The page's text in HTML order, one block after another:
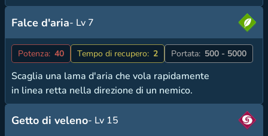
Falce d'aria- Lv 7
Potenza: 40 Tempo di recupero: 2 Portata: 500 - 5000
Scaglia una lama d'aria che vola rapidamente
in linea retta nella direzione di un nemico.
Getto di veleno- Lv 15